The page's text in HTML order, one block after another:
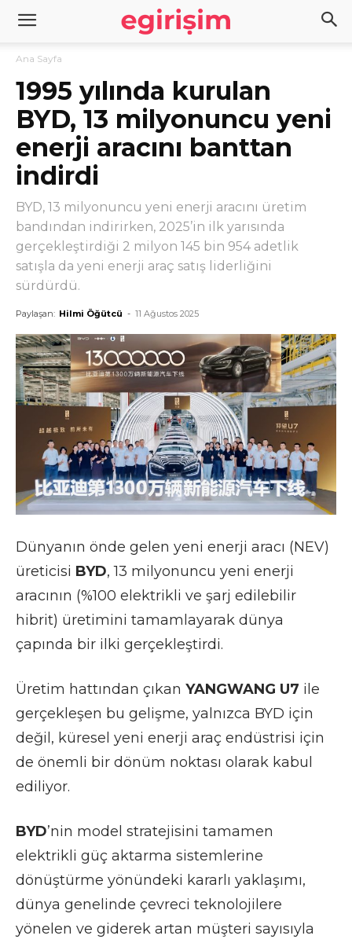
Ana Sayfa
1995 yılında kurulan
BYD, 13 milyonuncu yeni
enerji aracını banttan
indirdi
BYD, 13 milyonuncu yeni enerji aracını üretim
bandından indirirken, 2025’in ilk yarısında
gerçekleştirdiği 2 milyon 145 bin 954 adetlik
satışla da yeni enerji araç satış liderliğini
sürdürdü.
Paylaşan: Hilmi Öğütcü - 11 Ağustos 2025
Dünyanın önde gelen yeni enerji aracı (NEV)
üreticisi BYD, 13 milyonuncu yeni enerji
aracının (%100 elektrikli ve şarj edilebilir
hibrit) üretimini tamamlayarak dünya
çapında bir ilki gerçekleştirdi.
Üretim hattından çıkan YANGWANG U7 ile
gerçekleşen bu gelişme, yalnızca BYD için
değil, küresel yeni enerji araç endüstrisi için
de önemli bir dönüm noktası olarak kabul
ediliyor.
BYD’nin model stratejisini tamamen
elektrikli güç aktarma sistemlerine
dönüştürme yönündeki kararlı yaklaşımı,
dünya genelinde çevreci teknolojilere
yönelen ve giderek artan müşteri sayısıyla